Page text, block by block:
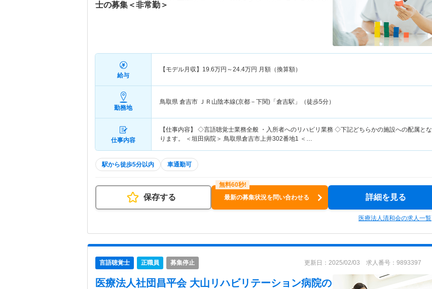
士の募集＜非常勤＞
給与
【モデル月収】 19.6万円～24.4万円 月額（換算額）
勤務地
鳥取県 倉吉市 ＪＲ山陰本線(京都－下関)「倉吉駅」（徒歩5分）
仕事内容
【仕事内容】 ◇言語聴覚士業務全般 ・入所者へのリハビリ業務 ◇下記どちらかの施設への配属とな
ります。 ＜垣田病院＞ 鳥取県倉吉市上井302番地1 ＜…
駅から徒歩5分以内 車通勤可
保存する 最新の募集状況を問い合わせる 詳細を見る
医療法人清和会の求人一覧
言語聴覚士 正職員 募集停止 更新日：2025/02/03 求人番号：9893397
医療法人社団昌平会 大山リハビリテーション病院の